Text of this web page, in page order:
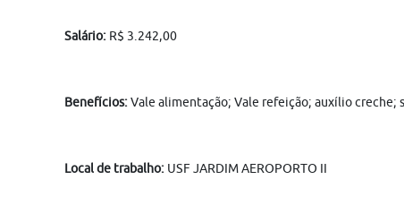
Salário: R$ 3.242,00
Benefícios:Vale alimentação; Vale refeição; auxílio creche;
Local de trabalho:USF JARDIM AEROPORTO II